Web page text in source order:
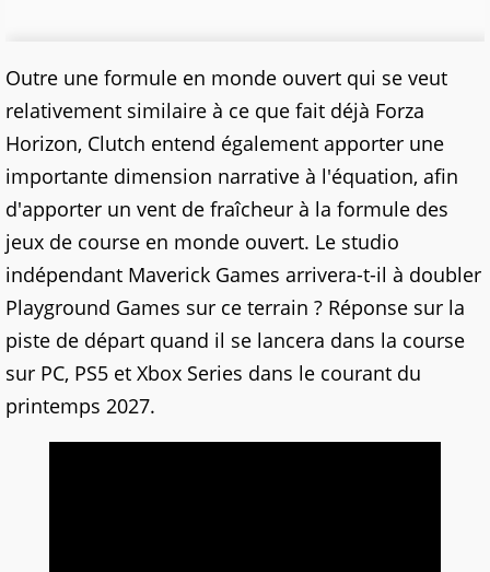
Outre une formule en monde ouvert qui se veut
relativement similaire à ce que fait déjà Forza
Horizon, Clutch entend également apporter une
importante dimension narrative à l'équation, afin
d'apporter un vent de fraîcheur à la formule des
jeux de course en monde ouvert. Le studio
indépendant Maverick Games arrivera-t-il à doubler
Playground Games sur ce terrain ? Réponse sur la
piste de départ quand il se lancera dans la course
sur PC, PS5 et Xbox Series dans le courant du
printemps 2027.